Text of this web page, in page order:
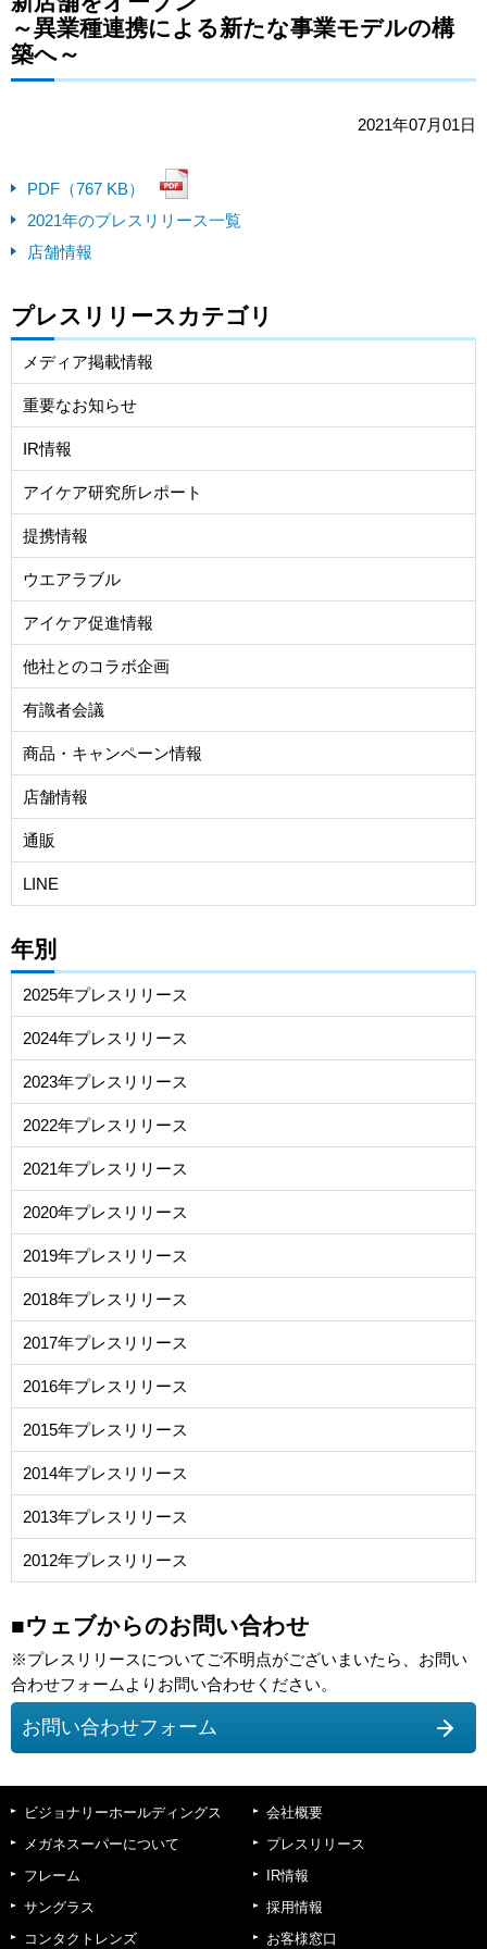
～異業種連携による新たな事業モデルの構
築へ～
2021年07月01日
PDF（767 KB）
2021年のプレスリリース一覧
店舗情報
プレスリリースカテゴリ
メディア掲載情報
重要なお知らせ
IR情報
アイケア研究所レポート
提携情報
ウエアラブル
アイケア促進情報
他社とのコラボ企画
有識者会議
商品・キャンペーン情報
店舗情報
通販
LINE
年別
2025年プレスリリース
2024年プレスリリース
2023年プレスリリース
2022年プレスリリース
2021年プレスリリース
2020年プレスリリース
2019年プレスリリース
2018年プレスリリース
2017年プレスリリース
2016年プレスリリース
2015年プレスリリース
2014年プレスリリース
2013年プレスリリース
2012年プレスリリース
■ウェブからのお問い合わせ
※プレスリリースについてご不明点がございまいたら、お問い
合わせフォームよりお問い合わせください。
お問い合わせフォーム
ビジョナリーホールディングス
メガネスーパーについて
フレーム
サングラス
コンタクトレンズ
会社概要
プレスリリース
IR情報
採用情報
お客様窓口